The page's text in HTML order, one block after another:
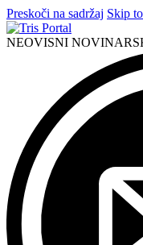
Preskoči na sadržaj Skip
NEOVISNI